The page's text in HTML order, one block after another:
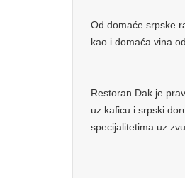
Od domaće srpske
kao i domaća vina
Restoran Dak je
uz kaficu i srpski
specijalitetima uz